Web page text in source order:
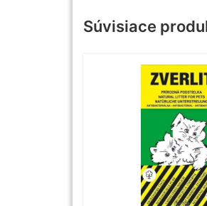
Súvisiace